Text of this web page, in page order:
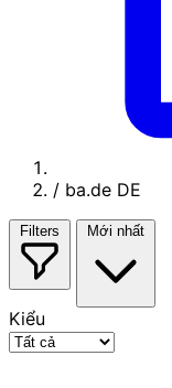
/ ba.de DE
Filters Mới nhất
Kiểu